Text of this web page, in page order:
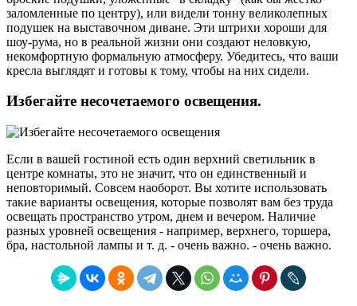
заломленные по центру), или видели тонну великолепных
подушек на выставочном диване. Эти штрихи хороши для
шоу-рума, но в реальной жизни они создают неловкую,
некомфортную формальную атмосферу. Убедитесь, что ваши
кресла выглядят и готовы к тому, чтобы на них сидели.
Избегайте несочетаемого освещения.
Если в вашей гостиной есть один верхний светильник в
центре комнаты, это не значит, что он единственный и
неповторимый. Совсем наоборот. Вы хотите использовать
такие варианты освещения, которые позволят вам без труда
освещать пространство утром, днем и вечером. Наличие
разных уровней освещения - например, верхнего, торшера,
бра, настольной лампы и т. д. - очень важно. - очень важно.